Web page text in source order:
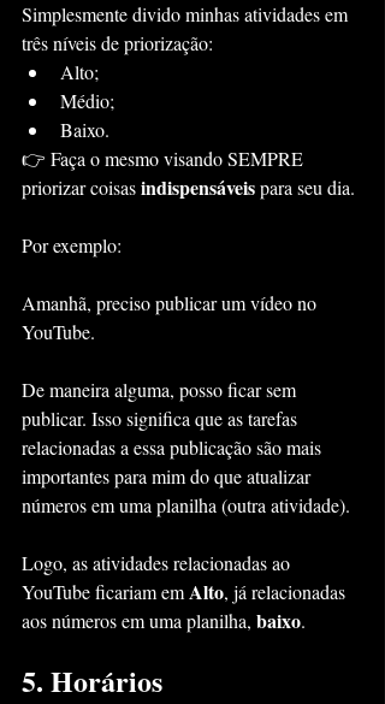
Simplesmente divido minhas atividades em
três níveis de priorização:
Alto;
Médio;
Baixo.
👉 Faça o mesmo visando SEMPRE
priorizar coisas indispensáveis para seu dia.
Por exemplo:
Amanhã, preciso publicar um vídeo no
YouTube.
De maneira alguma, posso ficar sem
publicar. Isso significa que as tarefas
relacionadas a essa publicação são mais
importantes para mim do que atualizar
números em uma planilha (outra atividade).
Logo, as atividades relacionadas ao
YouTube ficariam em Alto, já relacionadas
aos números em uma planilha, baixo.
5. Horários